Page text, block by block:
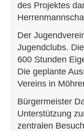
des Projektes
Der
Jugendclubs.
600 Stunden
Die geplante
Vereins in
Bürgermeister
Unterstützung
zentralen